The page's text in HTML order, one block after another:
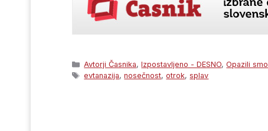
Categories
Avtorji Časnika,Izpostavljeno - DESNO,Opazili smo
Tags
evtanazija,nosečnost,otrok,splav